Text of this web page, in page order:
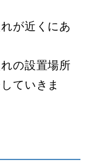
が近くにあ
の設置場所
ていきま